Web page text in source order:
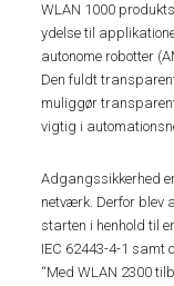
WLAN 1000
ydelse til
autonome robotter
Den fuldt
muliggør
vigtig i
Adgangssikkerhed
netværk. Derfor blev
starten i henhold til
IEC 62443-4-1 samt
“Med WLAN 2300